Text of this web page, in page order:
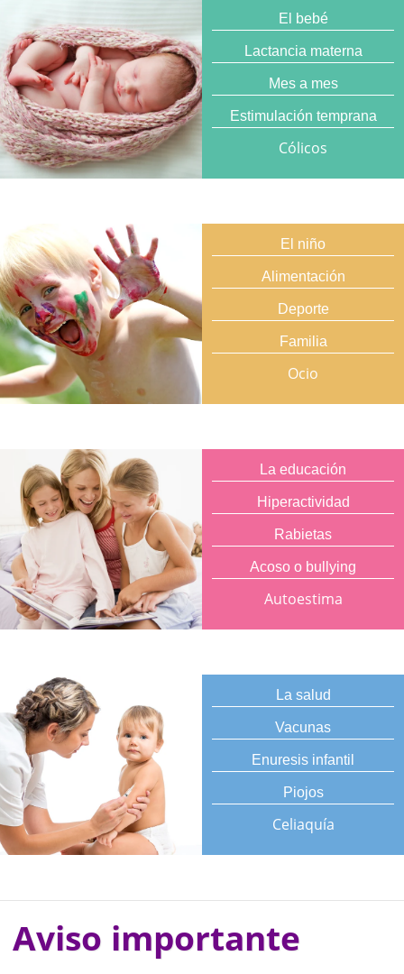
El bebé
Lactancia materna
Mes a mes
Estimulación temprana
Cólicos
El niño
Alimentación
Deporte
Familia
Ocio
La educación
Hiperactividad
Rabietas
Acoso o bullying
Autoestima
La salud
Vacunas
Enuresis infantil
Piojos
Celiaquía
Aviso importante